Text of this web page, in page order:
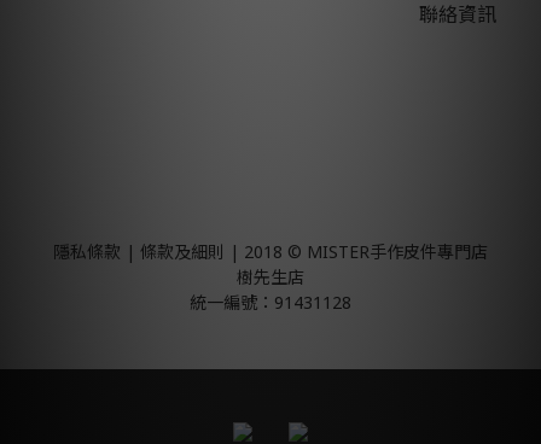
聯絡資訊
隱私條款 | 條款及細則 | 2018 © MISTER手作皮件專門店
樹先生店
統一編號：91431128